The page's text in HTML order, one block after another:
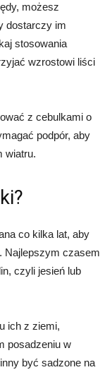
możesz
dostarczy im
stosowania
wzrostowi liści
z cebulkami o
podpór, aby
wiatru.
co kilka lat, aby
Najlepszym czasem
czyli jesień lub
ich z ziemi,
posadzeniu w
być sadzone na